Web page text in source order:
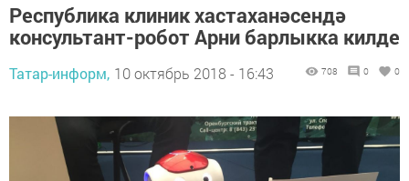
Республика клиник хастаханәсендә
консультант-робот Арни барлыкка килде
Татар-информ, 10 октябрь 2018 - 16:43 708 0 0